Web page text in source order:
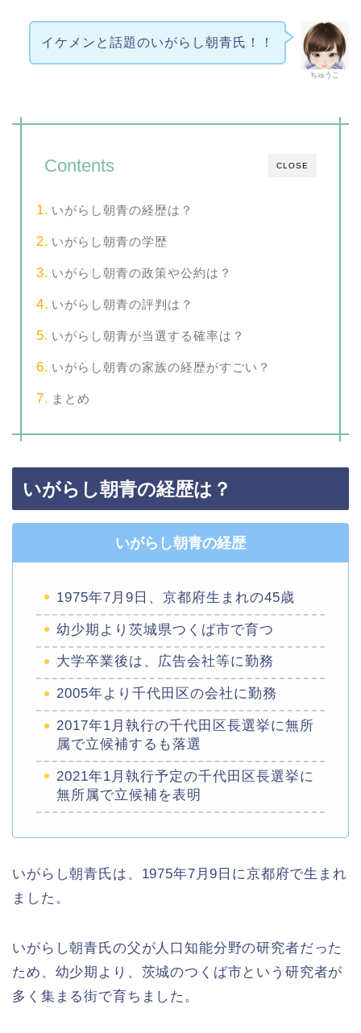
ちゅうこ
イケメンと話題のいがらし朝青氏！！
CLOSE
Contents
いがらし朝青の経歴は？
いがらし朝青の学歴
いがらし朝青の政策や公約は？
いがらし朝青の評判は？
いがらし朝青が当選する確率は？
いがらし朝青の家族の経歴がすごい？
まとめ
いがらし朝青の経歴は？
いがらし朝青の経歴
1975年7月9日、京都府生まれの45歳
幼少期より茨城県つくば市で育つ
大学卒業後は、広告会社等に勤務
2005年より千代田区の会社に勤務
2017年1月執行の千代田区長選挙に無所
属で立候補するも落選
2021年1月執行予定の千代田区長選挙に
無所属で立候補を表明
いがらし朝青氏は、1975年7月9日に京都府で生まれ
ました。
いがらし朝青氏の父が人口知能分野の研究者だった
ため、幼少期より、茨城のつくば市という研究者が
多く集まる街で育ちました。